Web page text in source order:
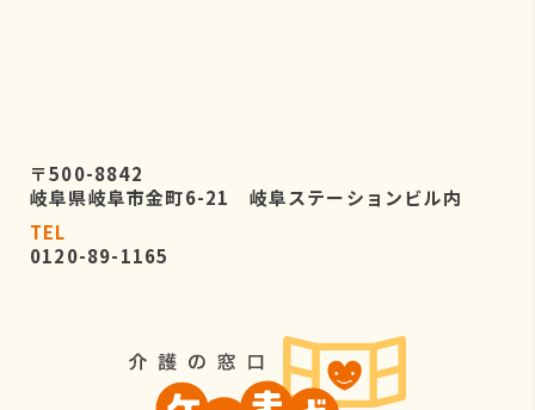
〒500-8842
岐阜県岐阜市金町6-21 岐阜ステーションビル内
TEL
0120-89-1165